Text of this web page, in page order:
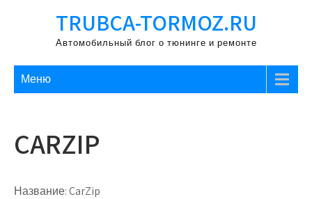
содержимому
TRUBCA-TORMOZ.RU
Автомобильный блог о тюнинге и ремонте
Меню
CARZIP
Название:CarZip